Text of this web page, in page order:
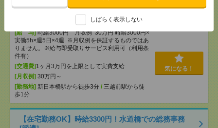
しばらく表示しない
【在宅勤務OK】時給3000円！10～16時＊残業ほぼな
し▼新日本橋で一般事務[派遣]
[給 与]時給3000円 月収例 30万円 時給3000円×
実働5h×週5日×4週 ※月収例を保証するものではあ
りません。※給与即受取りサービス利用可（利用条
件有）
[交通費]1ヶ月3万円を上限として実費支給
[月収例] 30万円～
[勤務地] 新日本橋駅から徒歩3分 / 三越前駅から徒
歩1分
気になる！
【在宅勤務OK】時給3300円！水道橋での総務事務